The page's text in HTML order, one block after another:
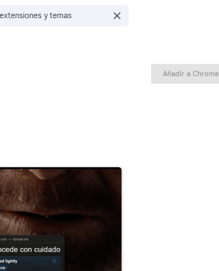
Añadir a Chrome